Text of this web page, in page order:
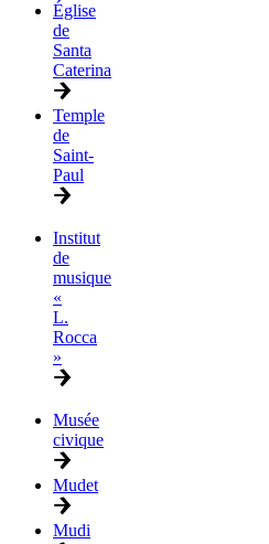
Église
de
Santa
Caterina
Temple
de
Saint-
Paul
Institut
de
musique
«
L.
Rocca
»
Musée
civique
Mudet
Mudi